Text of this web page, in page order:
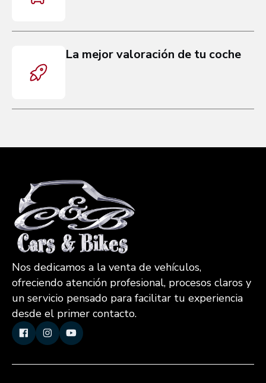
La mejor valoración de tu coche
Nos dedicamos a la venta de vehículos,
ofreciendo atención profesional, procesos claros y
un servicio pensado para facilitar tu experiencia
desde el primer contacto.